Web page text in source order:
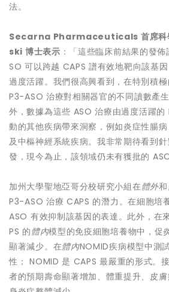
法。
Secarna Pharmaceuticals 首席
ski 博士表示 ：「這些臨床前結果的發
SO 可以跨越 CAPS 譜有效地靶向該基
過度活躍。我們很高興看到，在特別積
P3-ASO 治療對相關器官的不同讀數產
外，數據為這些 ASO 治療由過度活躍的
動的其他疾病帶來洞察，例如炎症性腸
及中樞神經系統疾病。我非常期待看到
發，現今為止，該領域仍未有獲批的
加州大學聖地亞哥分校研究小組在體外和
P3-ASO 治療 CAPS 的潛力。在細胞培
ASO 有效抑制該基因的表達。此外，在
PS 的體內模型的免疫細胞培養物中，促
顯著減少。在體內NOMID疾病模型中測
性； NOMID 是 CAPS 最嚴重的形式。
者的預期壽命顯著增加、體重提升、皮